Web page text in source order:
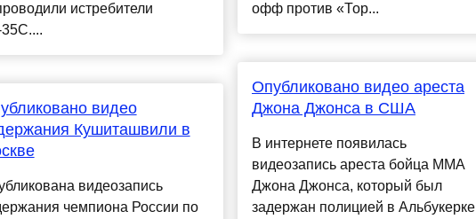
истребители
видео
Кушиташвили в
видеозапись
чемпиона России по
офф против «Тор...
Опубликовано видео ареста
Джона Джонса в США
В интернете появилась
видеозапись ареста бойца ММА
Джона Джонса, который был
задержан полицией в Альбукерке